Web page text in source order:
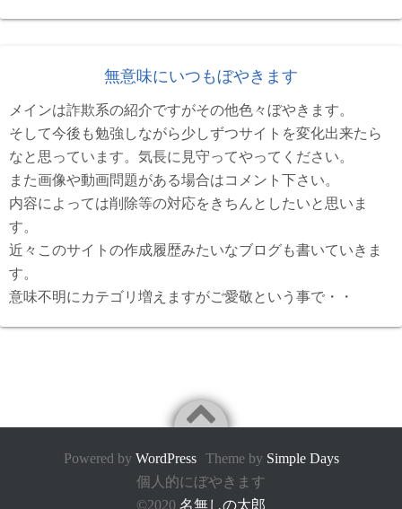
無意味にいつもぼやきます
メインは詐欺系の紹介ですがその他色々ぼやきます。
そして今後も勉強しながら少しずつサイトを変化出来たら
なと思っています。気長に見守ってやってください。
また画像や動画問題がある場合はコメント下さい。
内容によっては削除等の対応をきちんとしたいと思いま
す。
近々このサイトの作成履歴みたいなブログも書いていきま
す。
意味不明にカテゴリ増えますがご愛敬という事で・・
Powered by WordPress Theme by Simple Days
個人的にぼやきます
©2020 名無しの太郎